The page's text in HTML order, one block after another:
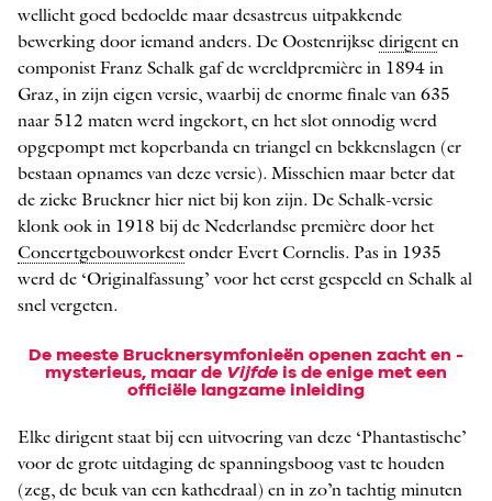
wellicht goed bedoelde maar desastreus uitpakkende
bewerking door iemand anders. De Oostenrijkse dirigenten
componist Franz Schalk gaf de wereldpremiè­re in 1894 in
Graz, in zijn eigen versie, waarbij de enorme finale van 635
naar 512 maten werd ingekort, en het slot onnodig werd
opgepompt met koperbanda en triangel en bekkenslagen (er
bestaan opnames van deze versie). Misschien maar beter dat
de zieke Bruckner hier niet bij kon zijn. De Schalk-versie
klonk ook in 1918 bij de Nederlandse première door het
Concertgebouworkestonder Evert Cornelis. Pas in 1935
werd de ­‘Originalfassung’ voor het eerst gespeeld en Schalk al
snel vergeten.
De meeste Brucknersymfonieën openen zacht en ­
mysterieus, maar de Vijfde is de enige met een
officiële langzame inleiding
Elke dirigent staat bij een uitvoering van deze ‘Phantastische’
voor de grote uitdaging de spanningsboog vast te houden
(zeg, de beuk van een kathedraal) en in zo’n tachtig minuten